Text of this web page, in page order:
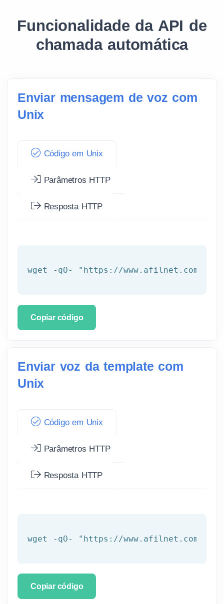
Funcionalidade da API de
chamada automática
Enviar mensagem de voz com
Unix
Código em Unix
Parâmetros HTTP
Resposta HTTP
wget -qO- "https://www.afilnet.com/api/http/
Copiar código
Enviar voz da template com
Unix
Código em Unix
Parâmetros HTTP
Resposta HTTP
wget -qO- "https://www.afilnet.com/api/http/
Copiar código